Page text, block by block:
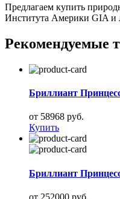
Предлагаем купить
Института Америки GIA и
Рекомендуемые
Бриллиант
от 58968 руб.
Купить
Бриллиант
от 252000 руб.